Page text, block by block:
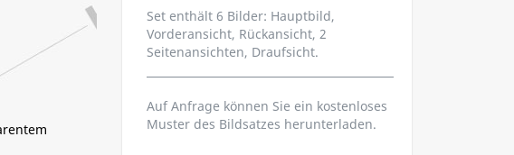
Set enthält 6 Bilder: Hauptbild,
Vorderansicht, Rückansicht, 2
Seitenansichten, Draufsicht.
Auf Anfrage können Sie ein kostenloses
Muster des Bildsatzes herunterladen.